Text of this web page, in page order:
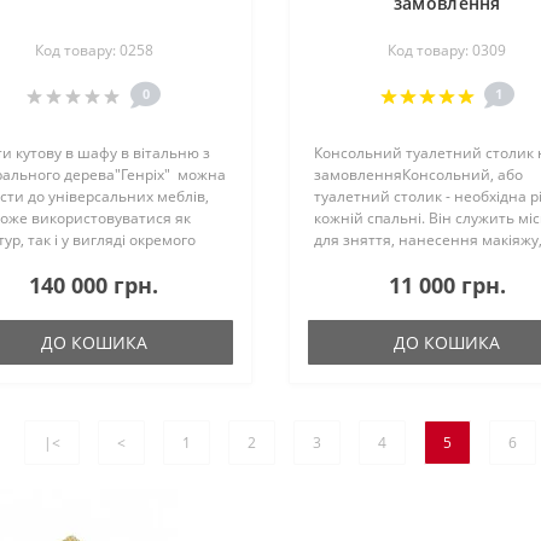
Код товару: 0258
0
кутову в шафу в вітальню з
дерева"Генріх" можна
до універсальних меблів,
використовуватися як
так і у вигляді окремого
його комплектуете,
140 000 грн.
ДО КОШИКА
Код товару: 0309
1
Консольний туалетний столик
замовленняКонсольний, або
туалетний столик - необхідна
кожній спальні. Він служить
для зняття, нанесення макіяжу,
зробити зачіску. Поверхня
дозволить розмістити..
11 000 грн.
ДО КОШИКА
|< < 1 2 3 4 5 6